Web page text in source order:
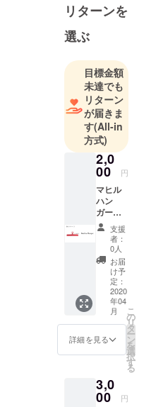
を頂きまし
ても、直接
本人からお
返事させて
頂くことは
控えさせて
もらいま
す。ご理解
のほど何卒
よろしくお
願いしま
リターンを
選ぶ
目標金額
未達でも
リターン
が届きま
す(All-in
方式)
2,0
00 円
マヒル
ハン
ガー
（こど
も用1
個） ＜
ハン
ガーの
色＞ 1
色を選
択可
支援
者：
0人
お届
け予
定：
2020
年04
月
詳細を見る
こ
の
リ
タ
ー
ン
を
選
択
す
る
3,0
00 円